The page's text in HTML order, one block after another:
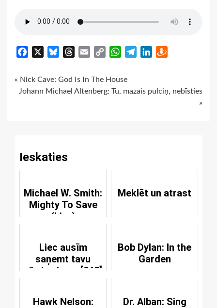
Facebook BlueskyThreads
Email
Copy
WhatsApp
TelegramLinkedIn
Continue
« Nick Cave: God Is In The House
Johann Michael Altenberg: Tu, mazais pulciņ, nebīsties
»
Ieskaties
Michael W. Smith:
Mighty To Save
(Live)
Meklēt un atrast
Liec ausīm
saņemt tavu
vārdu skaņu [245]
Bob Dylan: In the
Garden
Hawk Nelson:
Dr. Alban: Sing